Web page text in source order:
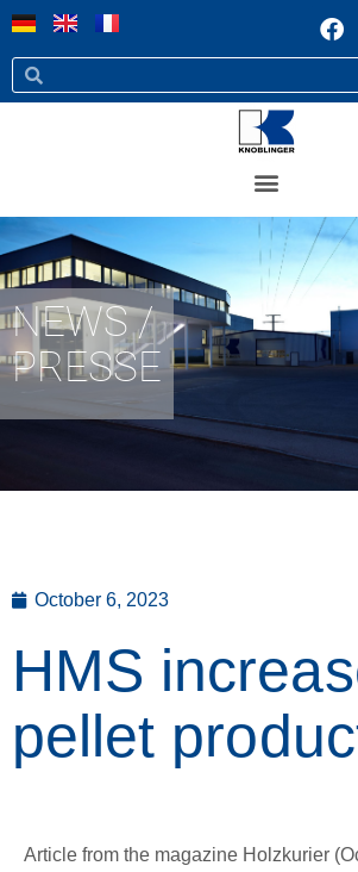
NEWS /
PRESSE
October 6, 2023
HMS
pellet
Article from the magazine Holzkurier